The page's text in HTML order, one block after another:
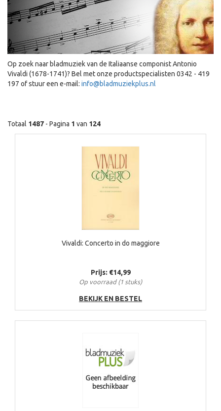
Op zoek naar bladmuziek van de Italiaanse componist Antonio
Vivaldi (1678-1741)? Bel met onze productspecialisten 0342 - 419
197 of stuur een e-mail: info@bladmuziekplus.nl
Totaal 1487 - Pagina 1 van 124
Vivaldi: Concerto in do maggiore
Prijs: €14,99
Op voorraad (1 stuks)
BEKIJK EN BESTEL